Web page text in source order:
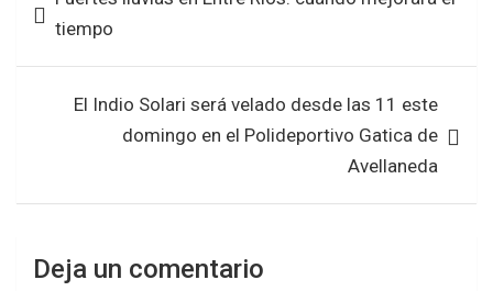
o
o
k
A
p
de
entradas
tiempo
El Indio Solari será velado desde las 11 este
domingo en el Polideportivo Gatica de
Avellaneda
Deja un comentario